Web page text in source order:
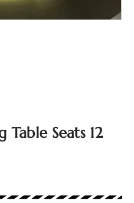
Seats 12